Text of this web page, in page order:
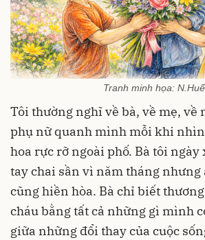
Tranh minh họa: N.Huế
Tôi thường nghĩ về bà, về mẹ, về
phụ nữ quanh mình mỗi khi
hoa rực rỡ ngoài phố. Bà tôi ngày
tay chai sần vì năm tháng nhưng
cũng hiền hòa. Bà chỉ biết
cháu bằng tất cả những gì mình
giữa những đổi thay của cuộc